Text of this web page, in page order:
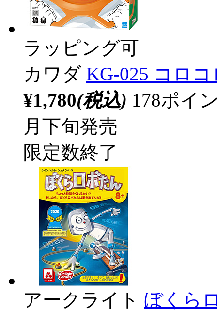
ラッピング可
カワダ KG-025 コロ
¥1,780(税込) 178ポイ
月下旬発売
限定数終了
アークライト ぼくら